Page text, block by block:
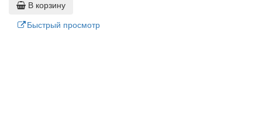
В корзину
Быстрый просмотр